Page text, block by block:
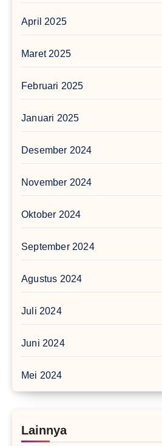
April 2025
Maret 2025
Februari 2025
Januari 2025
Desember 2024
November 2024
Oktober 2024
September 2024
Agustus 2024
Juli 2024
Juni 2024
Mei 2024
Lainnya